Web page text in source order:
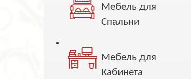
Мебель для
Спальни
Мебель для
Кабинета